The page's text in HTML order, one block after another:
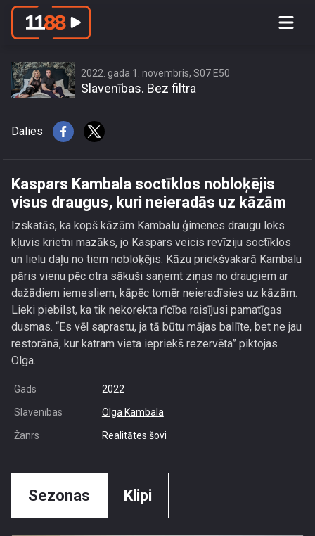
Kaspars Kambala soctīklos nobloķējis
2022. gada 1. novembris, S07 E50
Slavenības. Bez filtra
Dalies
Kaspars Kambala soctīklos nobloķējis
visus draugus, kuri neieradās uz kāzām
Izskatās, ka kopš kāzām Kambalu ģimenes draugu loks
kļuvis krietni mazāks, jo Kaspars veicis revīziju soctīklos
un lielu daļu no tiem nobloķējis. Kāzu priekšvakarā Kambalu
pāris vienu pēc otra sākuši saņemt ziņas no draugiem ar
dažādiem iemesliem, kāpēc tomēr neieradīsies uz kāzām.
Lieki piebilst, ka tik nekorekta rīcība raisījusi pamatīgas
dusmas. “Es vēl saprastu, ja tā būtu mājas ballīte, bet ne jau
restorānā, kur katram vieta iepriekš rezervēta” piktojas
Olga.
Gads 2022
Slavenības Olga Kambala
Žanrs Realitātes šovi
Sezonas Klipi